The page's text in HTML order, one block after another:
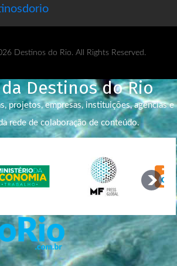
Destinos do Rio. All Rights Reserved.
Destinos do Rio
projetos, empresas, instituições, agências e
rede de colaboração de conteúdo.